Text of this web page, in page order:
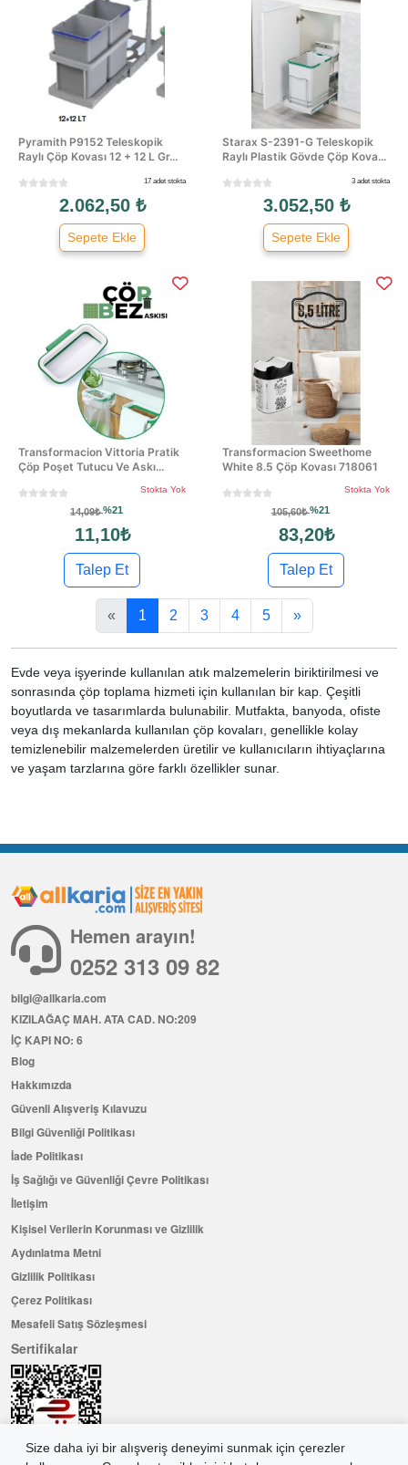
Pyramith P9152 Teleskopik
Raylı Çöp Kovası 12 + 12 L Gr...
17 adet stokta
2.062,50 ₺
Sepete Ekle
Starax S-2391-G Teleskopik
Raylı Plastik Gövde Çöp Kova...
3 adet stokta
3.052,50 ₺
Sepete Ekle
Transformacion Vittoria Pratik
Çöp Poşet Tutucu Ve Askı...
Stokta Yok
14,09₺%21
11,10₺
Talep Et
Transformacion Sweethome
White 8.5 Çöp Kovası 718061
Stokta Yok
105,60₺%21
83,20₺
Talep Et
« 1 2 3 4 5 »
Evde veya işyerinde kullanılan atık malzemelerin biriktirilmesi ve
sonrasında çöp toplama hizmeti için kullanılan bir kap. Çeşitli
boyutlarda ve tasarımlarda bulunabilir. Mutfakta, banyoda, ofiste
veya dış mekanlarda kullanılan çöp kovaları, genellikle kolay
temizlenebilir malzemelerden üretilir ve kullanıcıların ihtiyaçlarına
ve yaşam tarzlarına göre farklı özellikler sunar.
Size daha iyi bir alışveriş deneyimi sunmak için çerezler
Hemen arayın!
0252 313 09 82
bilgi@allkaria.com
KIZILAĞAÇ MAH. ATA CAD. NO:209
İÇ KAPI NO: 6
Blog
Hakkımızda
Güvenli Alışveriş Kılavuzu
Bilgi Güvenliği Politikası
İade Politikası
İş Sağlığı ve Güvenliği Çevre Politikası
İletişim
Kişisel Verilerin Korunması ve Gizlilik
Aydınlatma Metni
Gizlilik Politikası
Çerez Politikası
Mesafeli Satış Sözleşmesi
Sertifikalar